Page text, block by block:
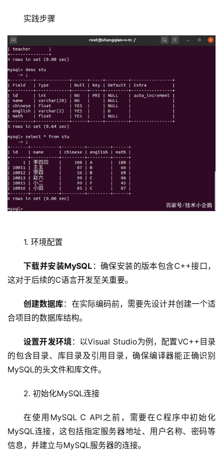
首
实践步骤
1. 环境配置
下载并安装MySQL ：确保安装的版本包含C++接口，
这对于后续的C语言开发至关重要。
创建数据库：在实际编码前，需要先设计并创建一个适
合项目的数据库结构。
设置开发环境：以Visual Studio为例，配置VC++目录
的包含目录、库目录及引用目录，确保编译器能正确识别
MySQL的头文件和库文件。
2. 初始化MySQL连接
在使用MySQL C API之前，需要在C程序中初始化
MySQL连接，这包括指定服务器地址、用户名称、密码等
信息，并建立与MySQL服务器的连接。